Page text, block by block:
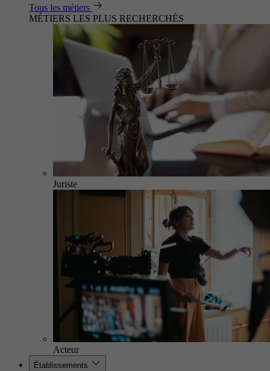
Tous les métiers
MÉTIERS LES PLUS RECHERCHÉS
Juriste
Acteur
Établissements